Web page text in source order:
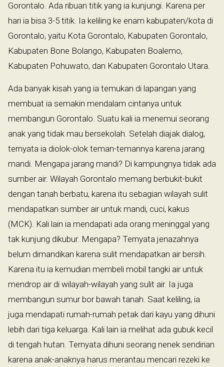
Gorontalo. Ada ribuan titik yang ia kunjungi. Karena per
hari ia bisa 3-5 titik. Ia keliling ke enam kabupaten/kota di
Gorontalo, yaitu Kota Gorontalo, Kabupaten Gorontalo,
Kabupaten Bone Bolango, Kabupaten Boalemo,
Kabupaten Pohuwato, dan Kabupaten Gorontalo Utara.
Ada banyak kisah yang ia temukan di lapangan yang
membuat ia semakin mendalam cintanya untuk
membangun Gorontalo. Suatu kali ia menemui seorang
anak yang tidak mau bersekolah. Setelah diajak dialog,
ternyata ia diolok-olok teman-temannya karena jarang
mandi. Mengapa jarang mandi? Di kampungnya tidak ada
sumber air. Wilayah Gorontalo memang berbukit-bukit
dengan tanah berbatu, karena itu sebagian wilayah sulit
mendapatkan sumber air untuk mandi, cuci, kakus
(MCK). Kali lain ia mendapati ada orang meninggal yang
tak kunjung dikubur. Mengapa? Ternyata jenazahnya
belum dimandikan karena sulit mendapatkan air bersih.
Karena itu ia kemudian membeli mobil tangki air untuk
mendrop air di wilayah-wilayah yang sulit air. Ia juga
membangun sumur bor bawah tanah. Saat keliling, ia
juga mendapati rumah-rumah petak dari kayu yang dihuni
lebih dari tiga keluarga. Kali lain ia melihat ada gubuk kecil
di tengah hutan. Ternyata dihuni seorang nenek sendirian
karena anak-anaknya harus merantau mencari rezeki ke